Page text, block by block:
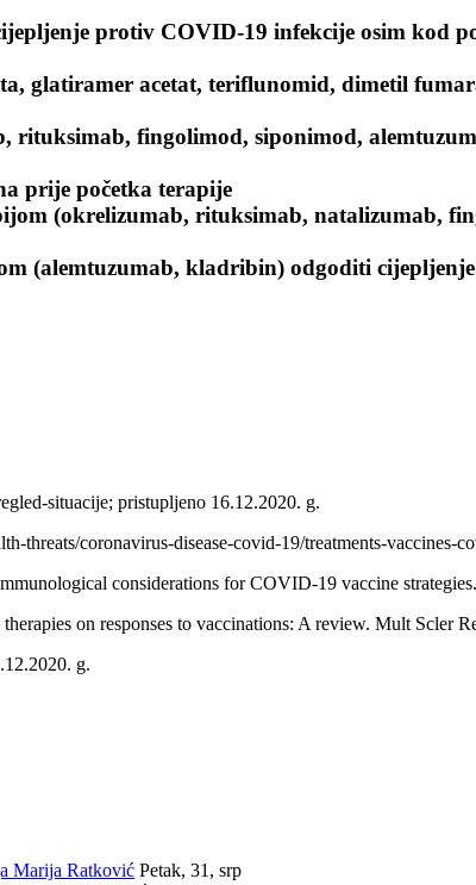
protiv COVID-19 infekcije osim kod
glatiramer acetat, teriflunomid, dimetil
rituksimab, fingolimod, siponimod,
prije početka terapije
(okrelizumab, rituksimab, natalizumab,
(alemtuzumab, kladribin) odgoditi
situacije; pristupljeno 16.12.2020. g.
threats/coronavirus-disease-covid-19/treatments-vaccines-
considerations for COVID-19 vaccine
on responses to vaccinations: A review. Mult Scler
g.
Marija Ratković Petak, 31, srp